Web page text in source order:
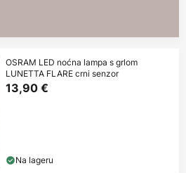
OSRAM LED noćna lampa s grlom
LUNETTA FLARE crni senzor
13,90 €
Na lageru